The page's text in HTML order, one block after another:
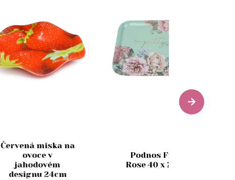
Červená miska na
ovoce v
jahodovém
designu 24cm
Podnos Fresh
Rose 40 x 29 cm